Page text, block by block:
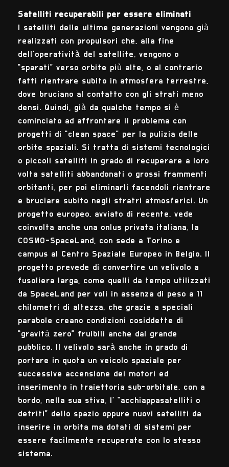
Satelliti recuperabili per essere eliminati
I satelliti delle ultime generazioni vengono già
realizzati con propulsori che, alla fine
dell’operatività del satellite, vengono o
“sparati” verso orbite più alte, o al contrario
fatti rientrare subito in atmosfera terrestre,
dove bruciano al contatto con gli strati meno
densi. Quindi, già da qualche tempo si è
cominciato ad affrontare il problema con
progetti di “clean space” per la pulizia delle
orbite spaziali. Si tratta di sistemi tecnologici
o piccoli satelliti in grado di recuperare a loro
volta satelliti abbandonati o grossi frammenti
orbitanti, per poi eliminarli facendoli rientrare
e bruciare subito negli stratri atmosferici. Un
progetto europeo, avviato di recente, vede
coinvolta anche una onlus privata italiana, la
COSMO-SpaceLand, con sede a Torino e
campus al Centro Spaziale Europeo in Belgio. Il
progetto prevede di convertire un velivolo a
fusoliera larga, come quelli da tempo utilizzati
da SpaceLand per voli in assenza di peso a 11
chilometri di altezza, che grazie a speciali
parabole creano condizioni cosiddette di
“gravità zero” fruibili anche dal grande
pubblico. Il velivolo sarà anche in grado di
portare in quota un veicolo spaziale per
successive accensione dei motori ed
inserimento in traiettoria sub-orbitale, con a
bordo, nella sua stiva, l’ “acchiappasatelliti o
detriti” dello spazio oppure nuovi satelliti da
inserire in orbita ma dotati di sistemi per
essere facilmente recuperate con lo stesso
sistema.